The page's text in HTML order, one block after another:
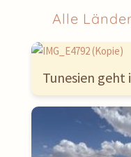
Alle
Tunesien geht